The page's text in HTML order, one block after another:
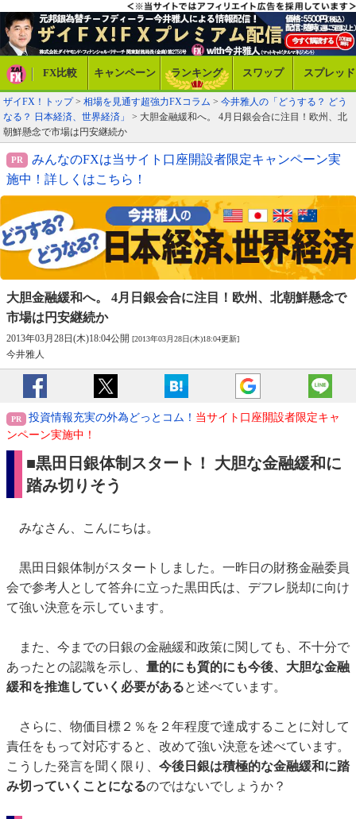
FX比較 キャンペーン ランキング スワップ スプレッド
ザイFX！トップ> 相場を見通す超強力FXコラム > 今井雅人の「どうする？ どう
なる？ 日本経済、世界経済」
> 大胆金融緩和へ。 4月日銀会合に注目！欧州、北
朝鮮懸念で市場は円安継続か
みんなのFXは当サイト口座開設者限定キャンペーン実
施中！詳しくはこちら！
大胆金融緩和へ。 4月日銀会合に注目！ 欧州、北朝鮮懸念で
市場は円安継続か
2013年03月28日(木)18:04公開 [2013年03月28日(木)18:04更新]
今井雅人
投資情報充実の外為どっとコム！ 当サイト口座開設者限定キャ
ンペーン実施中！
■黒田日銀体制スタート！ 大胆な金融緩和に
踏み切りそう
みなさん、こんにちは。
黒田日銀体制がスタートしました。一昨日の財務金融委員
会で参考人として答弁に立った黒田氏は、デフレ脱却に向け
て強い決意を示しています。
また、今までの日銀の金融緩和政策に関しても、不十分で
あったとの認識を示し、 量的にも質的にも今後、大胆な金融
緩和を推進していく必要があると述べています。
さらに、物価目標２％を２年程度で達成することに対して
責任をもって対応すると、改めて強い決意を述べています。
こうした発言を聞く限り、 今後日銀は積極的な金融緩和に踏
み切っていくことになるのではないでしょうか？